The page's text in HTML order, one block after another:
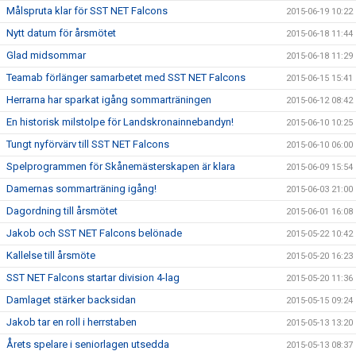
Målspruta klar för SST NET Falcons 2015-06-19 10:22
Nytt datum för årsmötet 2015-06-18 11:44
Glad midsommar 2015-06-18 11:29
Teamab förlänger samarbetet med SST NET Falcons 2015-06-15 15:41
Herrarna har sparkat igång sommarträningen 2015-06-12 08:42
En historisk milstolpe för Landskronainnebandyn! 2015-06-10 10:25
Tungt nyförvärv till SST NET Falcons 2015-06-10 06:00
Spelprogrammen för Skånemästerskapen är klara 2015-06-09 15:54
Damernas sommarträning igång! 2015-06-03 21:00
Dagordning till årsmötet 2015-06-01 16:08
Jakob och SST NET Falcons belönade 2015-05-22 10:42
Kallelse till årsmöte 2015-05-20 16:23
SST NET Falcons startar division 4-lag 2015-05-20 11:36
Damlaget stärker backsidan 2015-05-15 09:24
Jakob tar en roll i herrstaben 2015-05-13 13:20
Årets spelare i seniorlagen utsedda 2015-05-13 08:37